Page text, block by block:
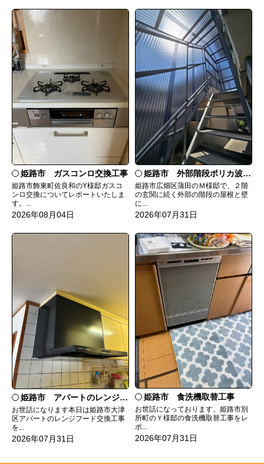
姫路市 ガスコンロ交換工事
姫路市飾東町佐良和のY様邸ガスコ
ンロ交換についてレポートいたしま
す。...
2026年08月04日
姫路市 外部階段ポリカ波板張替工事
姫路市広畑区蒲田のＭ様邸で、２階
の玄関に続く外部の階段の屋根と壁
に...
2026年07月31日
姫路市 アパートのレンジフード交換
お世話になります本日は姫路市大津
区アパートのレンジフード交換工事
を...
2026年07月31日
姫路市 食洗機取替工事
お世話になっております。姫路市別
所町のＹ様邸の食洗機取替工事をレ
ポ...
2026年07月31日